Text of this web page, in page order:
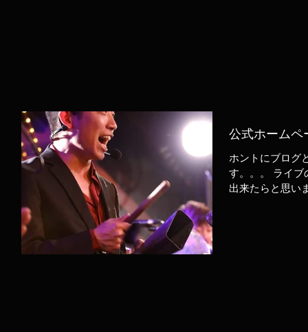
公式ホームペ
ホントにブログ
す。。。 ライブ
出来たらと思い